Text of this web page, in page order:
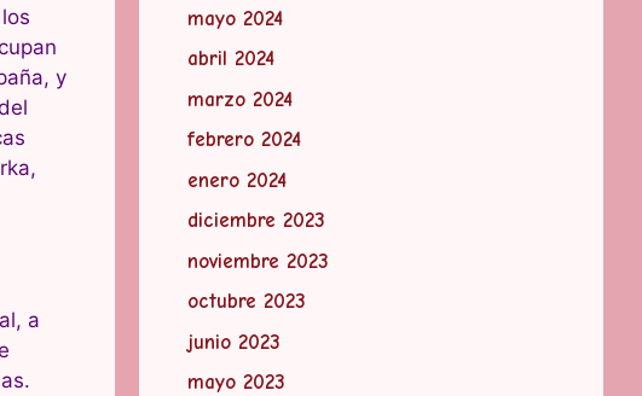
y
a
mayo 2024
abril 2024
marzo 2024
febrero 2024
enero 2024
diciembre 2023
noviembre 2023
octubre 2023
junio 2023
mayo 2023